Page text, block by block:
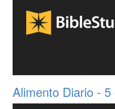
Alimento Diario -